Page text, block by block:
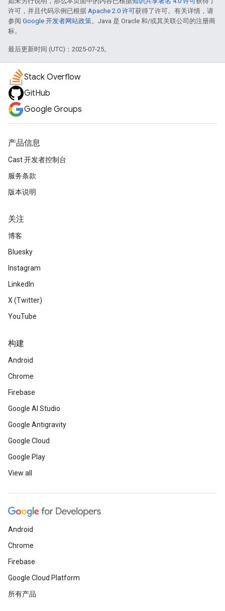
许可，并且代码示例已根据 Apache 2.0 许可获得了许可。有关详情，请
参阅 Google 开发者网站政策。Java 是 Oracle 和/或其关联公司的注册商
标。
最后更新时间 (UTC)：2025-07-25。
Stack Overflow
GitHub
Google Groups
产品信息
Cast 开发者控制台
服务条款
版本说明
关注
博客
Bluesky
Instagram
LinkedIn
X (Twitter)
YouTube
构建
Android
Chrome
Firebase
Google AI Studio
Google Antigravity
Google Cloud
Google Play
View all
Android
Chrome
Firebase
Google Cloud Platform
所有产品